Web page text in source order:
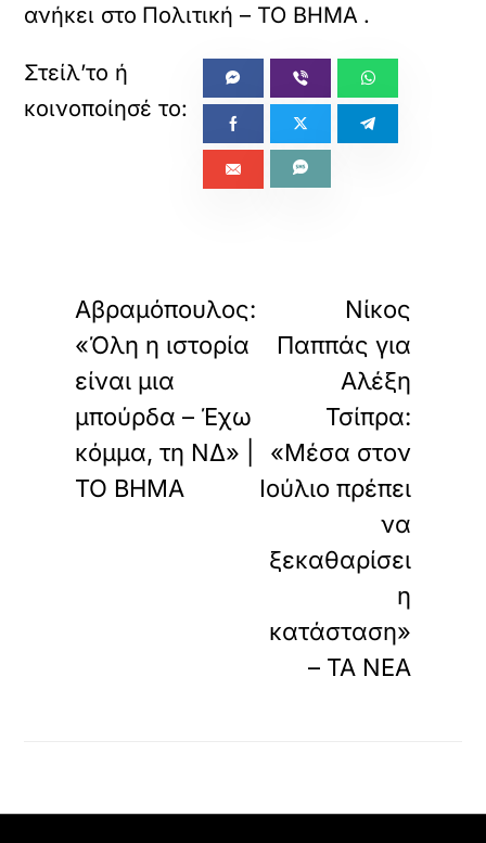
ανήκει στο Πολιτική – ΤΟ ΒΗΜΑ .
Αβραμόπουλος:
«Όλη η ιστορία
είναι μια
μπούρδα – Έχω
κόμμα, τη ΝΔ» |
ΤΟ ΒΗΜΑ
Νίκος
Παππάς για
Αλέξη
Τσίπρα:
«Μέσα στον
Ιούλιο πρέπει
να
ξεκαθαρίσει
η
κατάσταση»
– ΤΑ ΝΕΑ